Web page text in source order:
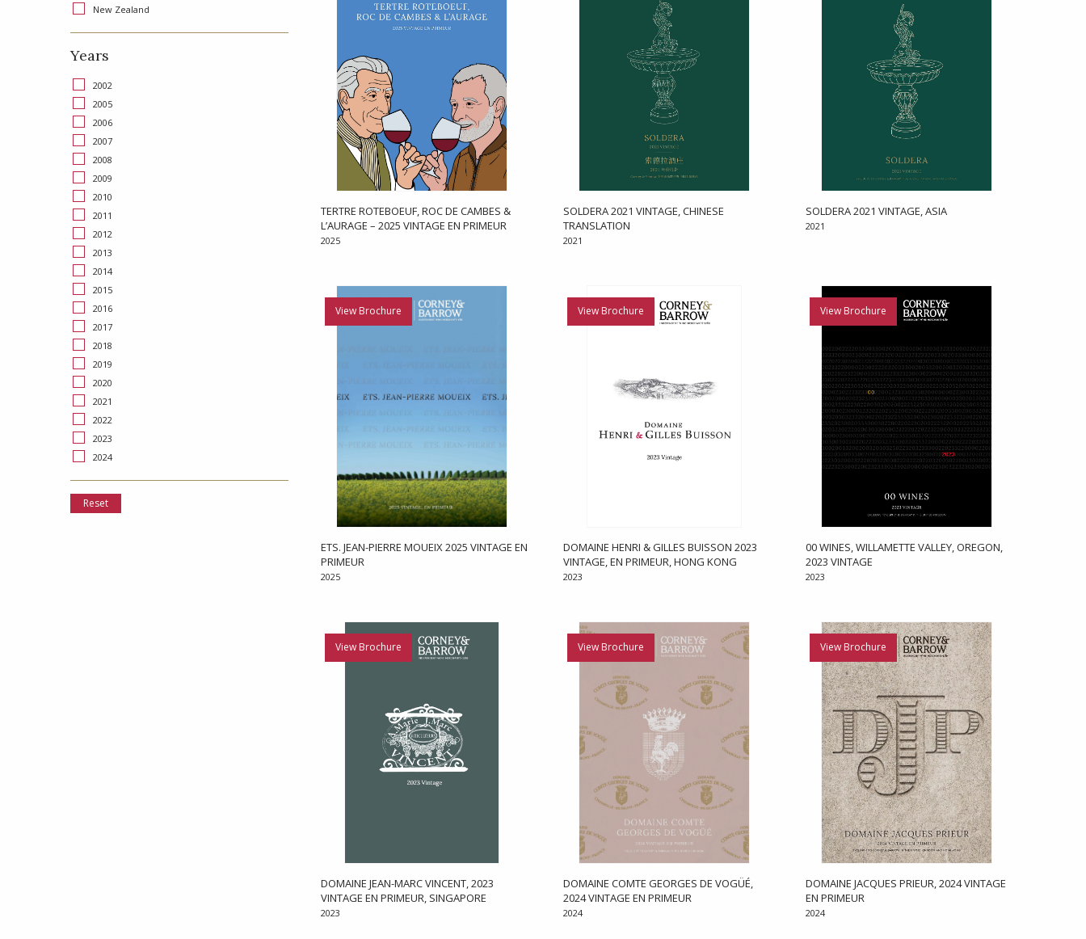
TERTRE ROTEBOEUF, ROC DE CAMBES &
L’AURAGE – 2025 VINTAGE EN PRIMEUR
2025
SOLDERA 2021 VINTAGE, CHINESE
TRANSLATION
2021
SOLDERA 2021 VINTAGE, ASIA
2021
View Brochure
ETS. JEAN-PIERRE MOUEIX 2025 VINTAGE EN
PRIMEUR
2025
View Brochure
DOMAINE HENRI & GILLES BUISSON 2023
VINTAGE, EN PRIMEUR, HONG KONG
2023
View Brochure
00 WINES, WILLAMETTE VALLEY, OREGON,
2023 VINTAGE
2023
View Brochure
DOMAINE JEAN-MARC VINCENT, 2023
VINTAGE EN PRIMEUR, SINGAPORE
2023
View Brochure
DOMAINE COMTE GEORGES DE VOGÜÉ,
2024 VINTAGE EN PRIMEUR
2024
View Brochure
DOMAINE JACQUES PRIEUR, 2024 VINTAGE
EN PRIMEUR
2024
New Zealand
Years
2002
2005
2006
2007
2008
2009
2010
2011
2012
2013
2014
2015
2016
2017
2018
2019
2020
2021
2022
2023
2024
Reset